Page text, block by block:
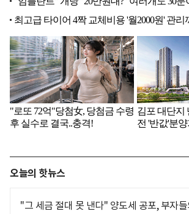
오늘의 핫뉴스
"그 세금 절대 못 낸다" 양도세 공포, 부자